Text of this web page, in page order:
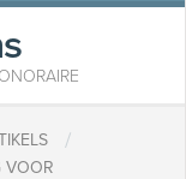
/
VOOR